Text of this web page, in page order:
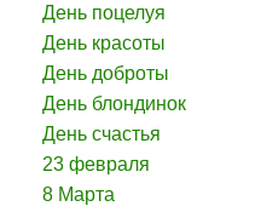
День поцелуя
День красоты
День доброты
День блондинок
День счастья
23 февраля
8 Марта